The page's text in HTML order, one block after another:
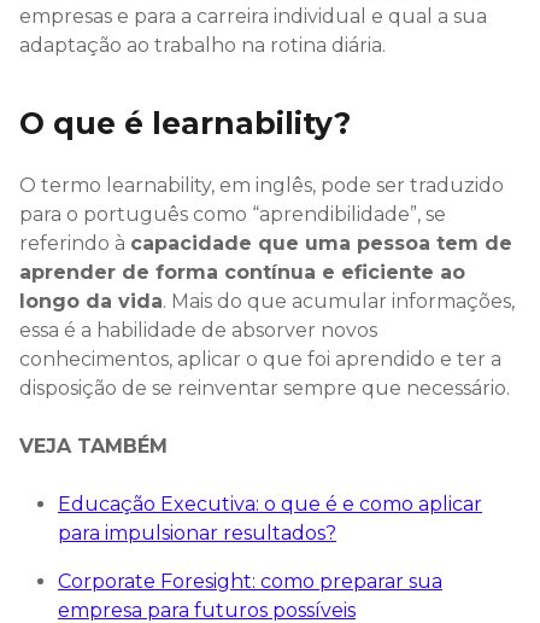
empresas e para a carreira individual e qual a sua
adaptação ao trabalho na rotina diária.
O que é learnability?
O termo learnability, em inglês, pode ser traduzido
para o português como “aprendibilidade”, se
referindo à capacidade que uma pessoa tem de
aprender de forma contínua e eficiente ao
longo da vida. Mais do que acumular informações,
essa é a habilidade de absorver novos
conhecimentos, aplicar o que foi aprendido e ter a
disposição de se reinventar sempre que necessário.
VEJA TAMBÉM
Educação Executiva: o que é e como aplicar
para impulsionar resultados?
Corporate Foresight: como preparar sua
empresa para futuros possíveis